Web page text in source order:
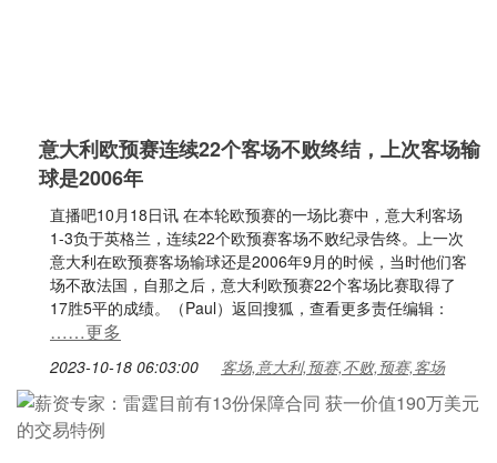
意大利欧预赛连续22个客场不败终结，上次客场输
球是2006年
直播吧10月18日讯 在本轮欧预赛的一场比赛中，意大利客场
1-3负于英格兰，连续22个欧预赛客场不败纪录告终。上一次
意大利在欧预赛客场输球还是2006年9月的时候，当时他们客
场不敌法国，自那之后，意大利欧预赛22个客场比赛取得了
17胜5平的成绩。（Paul）返回搜狐，查看更多责任编辑：
……更多
2023-10-18 06:03:00 客场,意大利,预赛,不败,预赛,客场